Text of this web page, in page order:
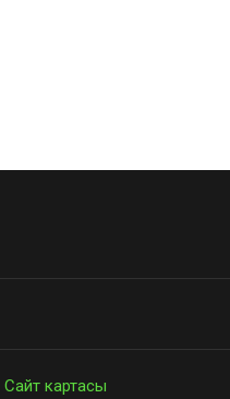
Сайт картасы